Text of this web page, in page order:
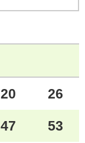
20 26
47 53